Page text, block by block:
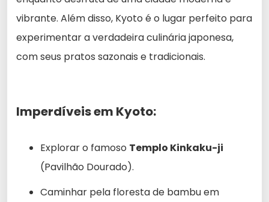
vibrante. Além disso, Kyoto é o lugar perfeito para
experimentar a verdadeira culinária japonesa,
com seus pratos sazonais e tradicionais.
Imperdíveis em Kyoto:
Explorar o famoso Templo Kinkaku-ji
(Pavilhão Dourado).
Caminhar pela floresta de bambu em